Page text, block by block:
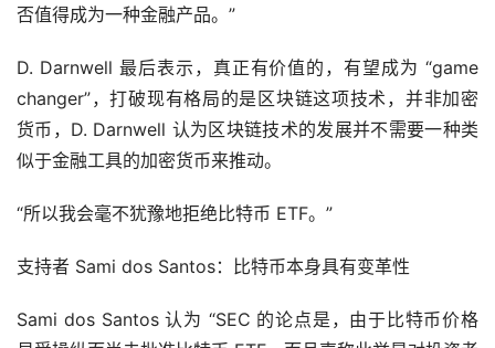
否值得成为一种金融产品。”
D. Darnwell 最后表示，真正有价值的，有望成为 “game
changer”，打破现有格局的是区块链这项技术，并非加密
货币，D. Darnwell 认为区块链技术的发展并不需要一种类
似于金融工具的加密货币来推动。
“所以我会毫不犹豫地拒绝比特币 ETF。”
支持者 Sami dos Santos：比特币本身具有变革性
Sami dos Santos 认为 “SEC 的论点是，由于比特币价格